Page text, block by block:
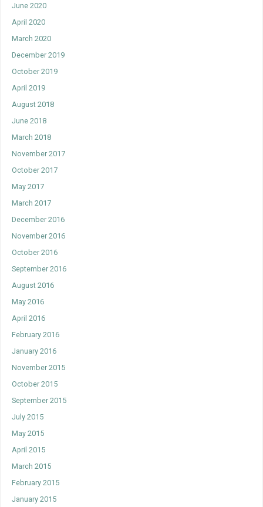
June 2020
April 2020
March 2020
December 2019
October 2019
April 2019
August 2018
June 2018
March 2018
November 2017
October 2017
May 2017
March 2017
December 2016
November 2016
October 2016
September 2016
August 2016
May 2016
April 2016
February 2016
January 2016
November 2015
October 2015
September 2015
July 2015
May 2015
April 2015
March 2015
February 2015
January 2015